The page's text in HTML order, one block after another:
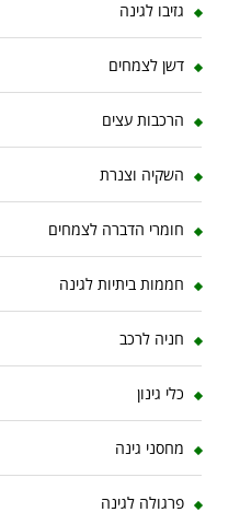
גזיבו לגינה
דשן לצמחים
הרכבות עצים
השקיה וצנרת
חומרי הדברה לצמחים
חממות ביתיות לגינה
חניה לרכב
כלי גינון
מחסני גינה
פרגולה לגינה